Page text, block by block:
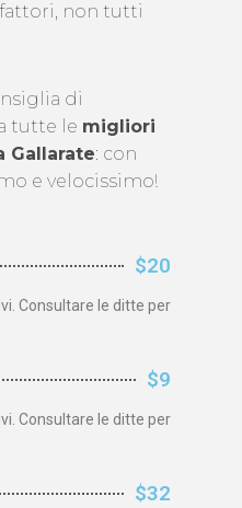
non tutti
di
tutte le migliori
Gallarate: con
e velocissimo!
$20
Consultare le ditte per
$9
Consultare le ditte per
$32